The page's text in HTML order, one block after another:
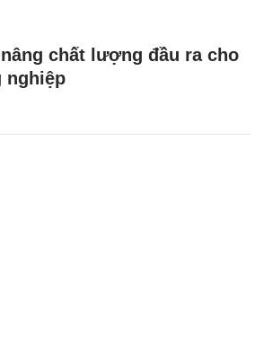
nâng chất lượng đầu ra cho
nghiệp